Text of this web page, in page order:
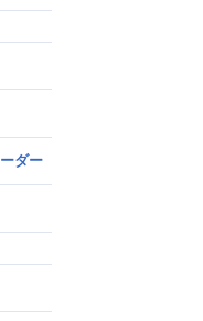
ダー